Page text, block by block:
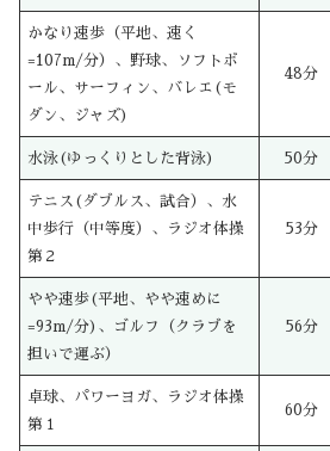
かなり速歩（平地、速く
=107m/分）、野球、ソフトボ
ール、サーフィン、バレエ(モ
ダン、ジャズ)
48分
水泳(ゆっくりとした背泳) 50分
テニス(ダブルス、試合）、水
中歩行（中等度）、ラジオ体操
第２
53分
やや速歩(平地、やや速めに
=93m/分)、ゴルフ（クラブを
担いで運ぶ）
56分
卓球、パワーヨガ、ラジオ体操
第１
60分